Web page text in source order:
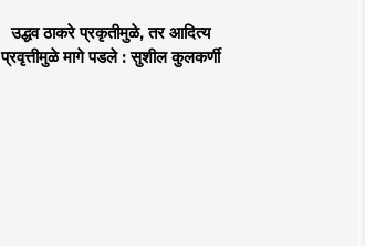
उद्धव ठाकरे प्रकृतीमुळे, तर आदित्य
प्रवृत्तीमुळे मागे पडले : सुशील कुलकर्णी